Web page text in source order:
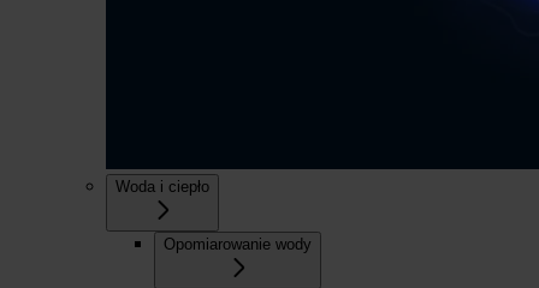
Woda i ciepło
Opomiarowanie wody